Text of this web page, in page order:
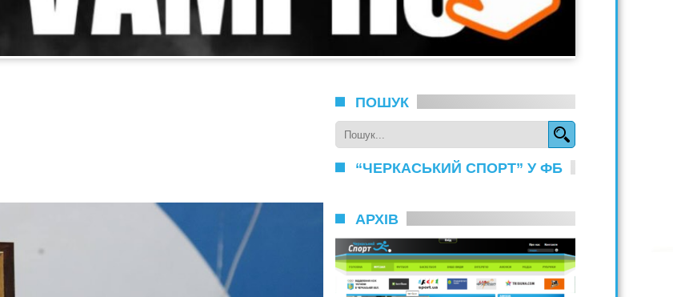
ПОШУК
“ЧЕРКАСЬКИЙ СПОРТ” У ФБ
АРХІВ